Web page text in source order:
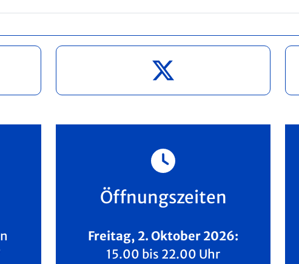
Öffnungszeiten
Freitag, 2. Oktober 2026:
15.00 bis 22.00 Uhr